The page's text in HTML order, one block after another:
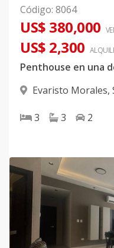
Código: 8064
US$ 380,000
US$ 2,300
Evaristo Morales,
3 3 2